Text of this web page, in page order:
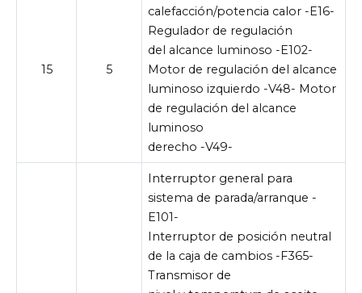
15 5
calefacción/potencia calor -E16-
Regulador de regulación
del alcance luminoso -E102-
Motor de regulación del alcance
luminoso izquierdo -V48- Motor
de regulación del alcance
luminoso
derecho -V49-
Interruptor general para
sistema de parada/arranque -
E101-
Interruptor de posición neutral
de la caja de cambios -F365-
Transmisor de